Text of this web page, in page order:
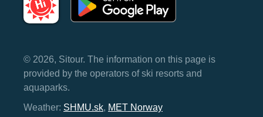
© 2026, Sitour. The information on this page is
provided by the operators of ski resorts and
aquaparks.
Weather: SHMU.sk, MET Norway